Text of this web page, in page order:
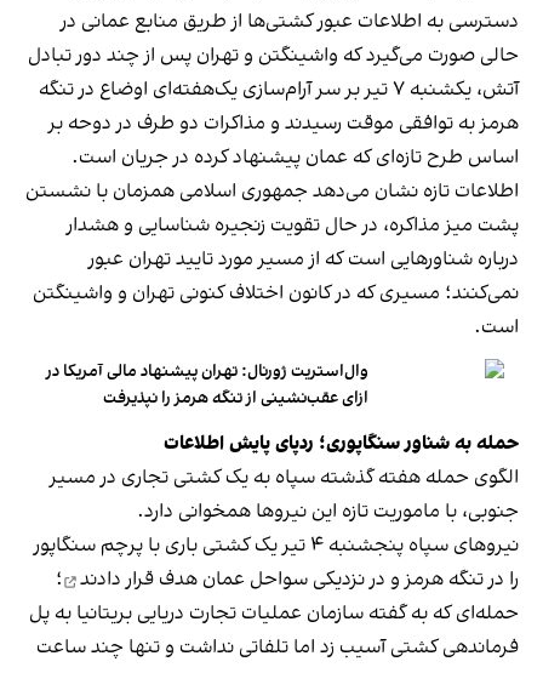
دسترسی به اطلاعات عبور کشتی‌ها از طریق منابع عمانی در
حالی صورت می‌گیرد که واشینگتن و تهران پس از چند دور تبادل
آتش، یکشنبه ۷ تیر بر سر آرام‌سازی یک‌هفته‌ای اوضاع در تنگه
هرمز به توافقی موقت رسیدند و مذاکرات دو طرف در دوحه بر
اساس طرح تازه‌ای که عمان پیشنهاد کرده در جریان است.
اطلاعات تازه نشان می‌دهد جمهوری اسلامی همزمان با نشستن
پشت میز مذاکره، در حال تقویت زنجیره شناسایی و هشدار
درباره شناورهایی است که از مسیر مورد تایید تهران عبور
نمی‌کنند؛ مسیری که در کانون اختلاف کنونی تهران و واشینگتن
است.
وال‌استریت ژورنال: تهران پیشنهاد مالی آمریکا در
ازای عقب‌نشینی از تنگه هرمز را نپذیرفت
حمله به شناور سنگاپوری؛ ردپای پایش اطلاعات
الگوی حمله هفته گذشته سپاه به یک کشتی تجاری در مسیر
جنوبی، با ماموریت تازه این نیروها همخوانی دارد.
نیروهای سپاه پنجشنبه ۴ تیر یک کشتی باری با پرچم سنگاپور
را در تنگه هرمز و در نزدیکی سواحل عمان هدف قرار دادند
؛
حمله‌ای که به گفته سازمان عملیات تجارت دریایی بریتانیا به پل
فرماندهی کشتی آسیب زد اما تلفاتی نداشت و تنها چند ساعت